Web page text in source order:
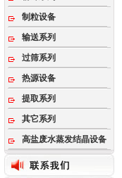
制粒设备
输送系列
过筛系列
热源设备
提取系列
其它系列
高盐废水蒸发结晶设备